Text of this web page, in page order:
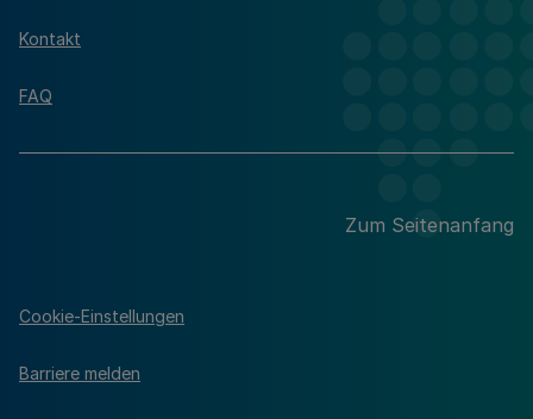
Kontakt
FAQ
Zum Seitenanfang
Cookie-Einstellungen
Barriere melden